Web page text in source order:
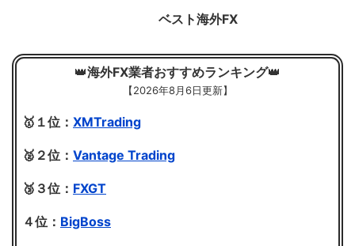
ベスト海外FX
👑海外FX業者おすすめランキング👑
【2026年8月6日更新】
🥇１位： XMTrading
🥈２位： Vantage Trading
🥉３位： FXGT
４位： BigBoss